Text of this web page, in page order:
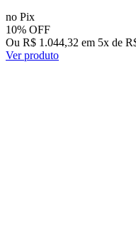
no Pix
10% OFF
Ou R$ 1.044,32 em 5x de
Ver produto